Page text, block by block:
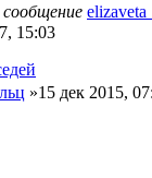
сообщение
15:03
»15 дек 2015,